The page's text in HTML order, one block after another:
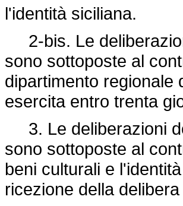
l'identità siciliana.
2-bis. Le
sono sottoposte al
dipartimento regionale
esercita entro trenta
3. Le deliberazioni
sono sottoposte al
beni culturali e
ricezione della delibera